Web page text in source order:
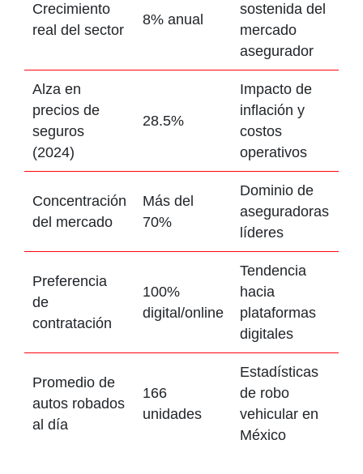
Crecimiento
real del sector
8% anual
sostenida del
mercado
asegurador
Alza en
precios de
seguros
(2024)
28.5%
Impacto de
inflación y
costos
operativos
Concentración
del mercado
Más del
70%
Dominio de
aseguradoras
líderes
Preferencia
de
contratación
100%
digital/online
Tendencia
hacia
plataformas
digitales
Promedio de
autos robados
al día
166
unidades
Estadísticas
de robo
vehicular en
México